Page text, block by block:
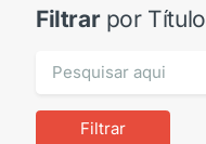
Filtrarpor Título
Filtrar